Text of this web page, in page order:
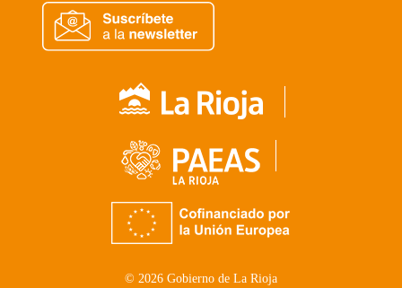
© 2026 Gobierno de La Rioja